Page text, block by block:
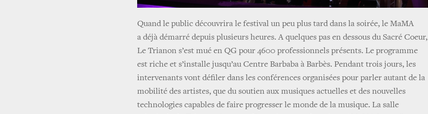
Quand le public découvrira le festival un peu plus tard dans la soirée, le MaMA
a déjà démarré depuis plusieurs heures. A quelques pas en dessous du Sacré Coeur,
Le Trianon s’est mué en QG pour 4600 professionnels présents. Le programme
est riche et s’installe jusqu’au Centre Barbaba à Barbès. Pendant trois jours, les
intervenants vont défiler dans les conférences organisées pour parler autant de la
mobilité des artistes, que du soutien aux musiques actuelles et des nouvelles
technologies capables de faire progresser le monde de la musique. La salle